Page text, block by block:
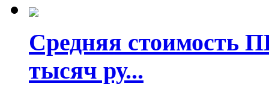
Средняя стоимость
тысяч ру...